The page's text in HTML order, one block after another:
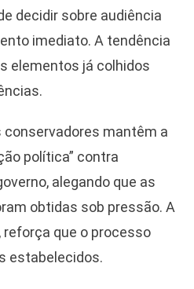
decidir sobre audiência
imediato. A tendência
elementos já colhidos
mantêm a
política” contra
alegando que as
obtidas sob pressão. A
reforça que o processo
estabelecidos.